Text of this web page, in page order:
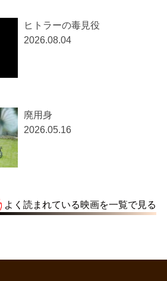
ヒトラーの毒見役
2026.08.04
廃用身
2026.05.16
よく読まれている映画を一覧で見る